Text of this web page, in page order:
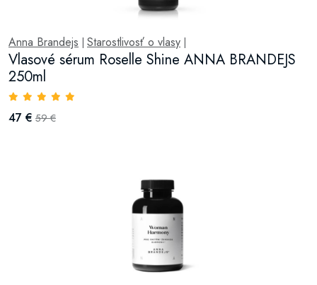
Anna Brandejs Starostlivosť o vlasy
Vlasové sérum Roselle Shine ANNA BRANDEJS
250ml
47 € 59 €